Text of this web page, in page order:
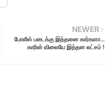
NEWER
போலீஸ் படைக்கு இத்தனை கார்களா...
காரின் விலையே இத்தன லட்சம் !